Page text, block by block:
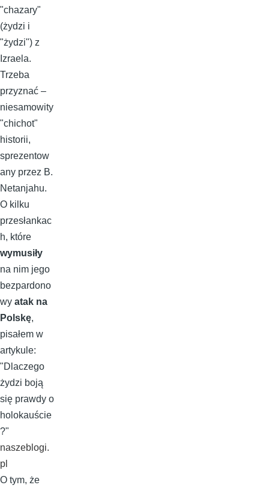
"chazary"
(żydzi i
"żydzi") z
Izraela.
Trzeba
przyznać –
niesamowity
"chichot"
historii,
sprezentow
any przez B.
Netanjahu.
O kilku
przesłankac
h, które
wymusiły
na nim jego
bezpardono
wy atak na
Polskę,
pisałem w
artykule:
"Dlaczego
żydzi boją
się prawdy o
holokauście
?"
naszeblogi.
pl
O tym, że